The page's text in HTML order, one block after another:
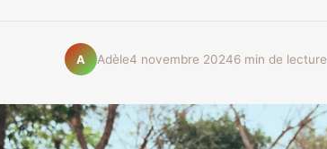
A Adèle4 novembre 20246 min de lecture